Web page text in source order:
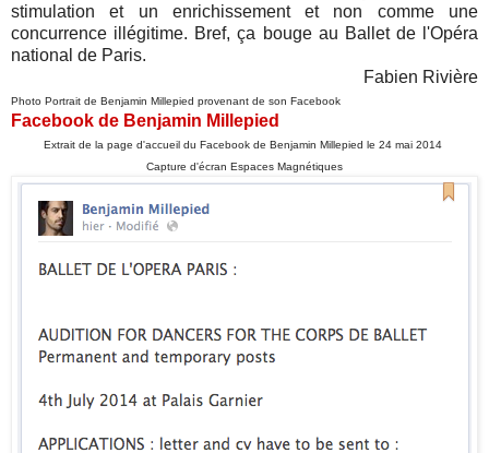
stimulation et un enrichissement et non comme une
concurrence illégitime. Bref, ça bouge au Ballet de l'Opéra
national de Paris.
Fabien Rivière
Photo Portrait de Benjamin Millepied provenant de son Facebook
Facebook de Benjamin Millepied
Extrait de la page d'accueil du Facebook de Benjamin Millepied le 24 mai 2014
Capture d'écran Espaces Magnétiques